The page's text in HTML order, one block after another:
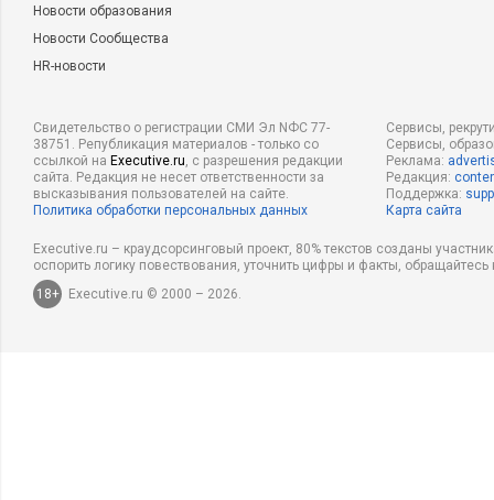
Новости образования
Новости Сообщества
HR-новости
Свидетельство о регистрации СМИ Эл NФС 77-
38751. Републикация материалов - только со
ссылкой на Executive.ru, с разрешения редакции
сайта. Редакция не несет ответственности за
высказывания пользователей на сайте.
Политика обработки персональных данных
Сервисы,
Сервисы,
Реклама:
Редакция:
Поддержка:
Карта сайта
Executive.ru – краудсорсинговый проект, 80% текстов созданы
оспорить логику повествования, уточнить цифры и факты,
18+
Executive.ru © 2000 – 2026.